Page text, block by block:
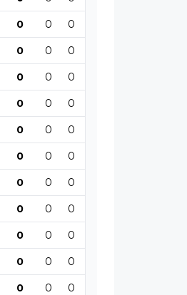
0 0 0
0 0 0
0 0 0
0 0 0
0 0 0
0 0 0
0 0 0
0 0 0
0 0 0
0 0 0
0 0 0